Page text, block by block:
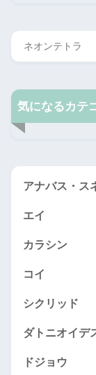
気になるカテ
アナバス・ス
エイ
カラシン
コイ
シクリッド
ダトニオイデ
ドジョウ